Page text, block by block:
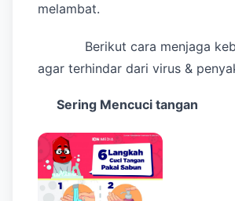
melambat.
Berikut cara menjaga
agar terhindar dari virus &
Sering Mencuci tangan